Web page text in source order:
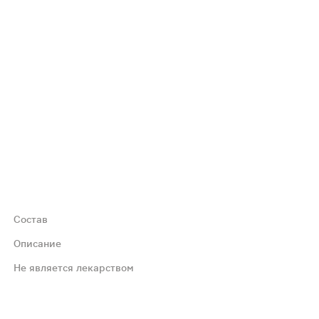
подсолнечное, ПЭГ-40 гидрогенизированное
Состав
Описание
Не является лекарством